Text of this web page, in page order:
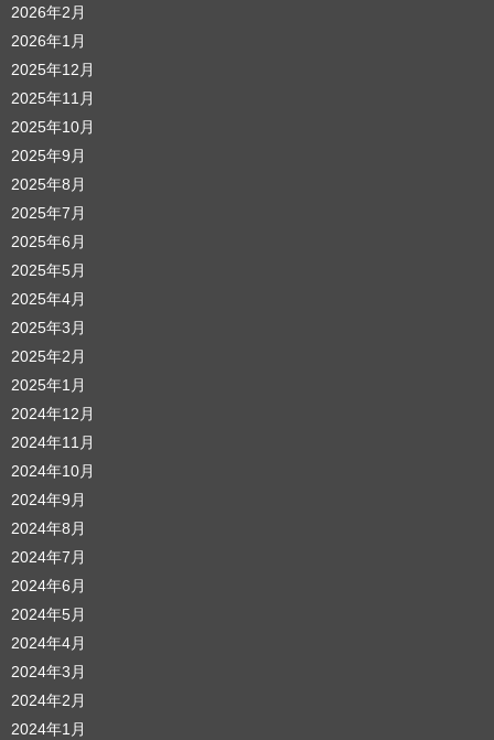
2026年2月
2026年1月
2025年12月
2025年11月
2025年10月
2025年9月
2025年8月
2025年7月
2025年6月
2025年5月
2025年4月
2025年3月
2025年2月
2025年1月
2024年12月
2024年11月
2024年10月
2024年9月
2024年8月
2024年7月
2024年6月
2024年5月
2024年4月
2024年3月
2024年2月
2024年1月